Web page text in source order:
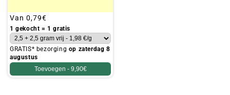
Gebruikelijke
prijs
Van 0,79€
1 gekocht = 1 gratis
GRATIS* bezorging op zaterdag 8
augustus
Toevoegen - 9,90€